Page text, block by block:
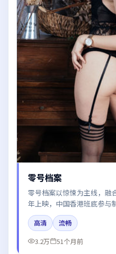
零号档案
零号档案以惊悚为主线，融
年上映，中国香港班底参与
宇、汤唯在片中呈现细腻表
剪辑强化了情绪曲线。
高清
流畅
3.2万
51个月前